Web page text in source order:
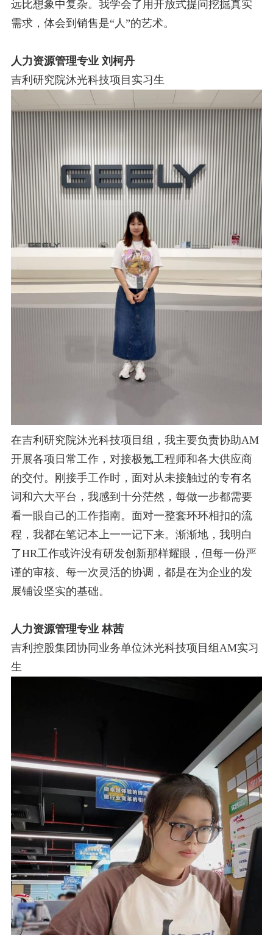
远比想象中复杂。我学会了用开放式提问挖掘真实
需求，体会到销售是“人”的艺术。
人力资源管理专业 刘柯丹
吉利研究院沐光科技项目实习生
在吉利研究院沐光科技项目组，我主要负责协助AM
开展各项日常工作，对接极氪工程师和各大供应商
的交付。刚接手工作时，面对从未接触过的专有名
词和六大平台，我感到十分茫然，每做一步都需要
看一眼自己的工作指南。面对一整套环环相扣的流
程，我都在笔记本上一一记下来。渐渐地，我明白
了HR工作或许没有研发创新那样耀眼，但每一份严
谨的审核、每一次灵活的协调，都是在为企业的发
展铺设坚实的基础。
人力资源管理专业 林茜
吉利控股集团协同业务单位沐光科技项目组 AM实习
生